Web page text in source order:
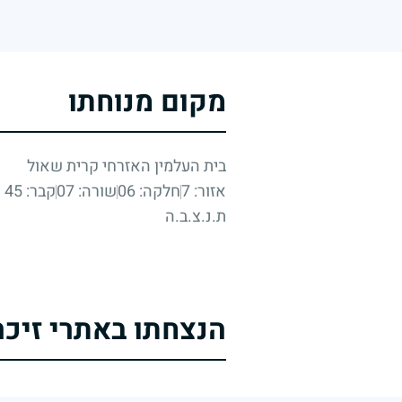
מקום מנוחתו
בית העלמין האזרחי קרית שאול
אזור: 7
חלקה: 06 שורה: 07
קבר: 45
ת.נ.צ.ב.ה
הנצחתו באתרי